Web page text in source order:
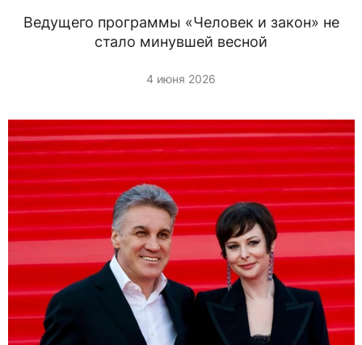
Ведущего программы «Человек и закон» не
стало минувшей весной
4 июня 2026